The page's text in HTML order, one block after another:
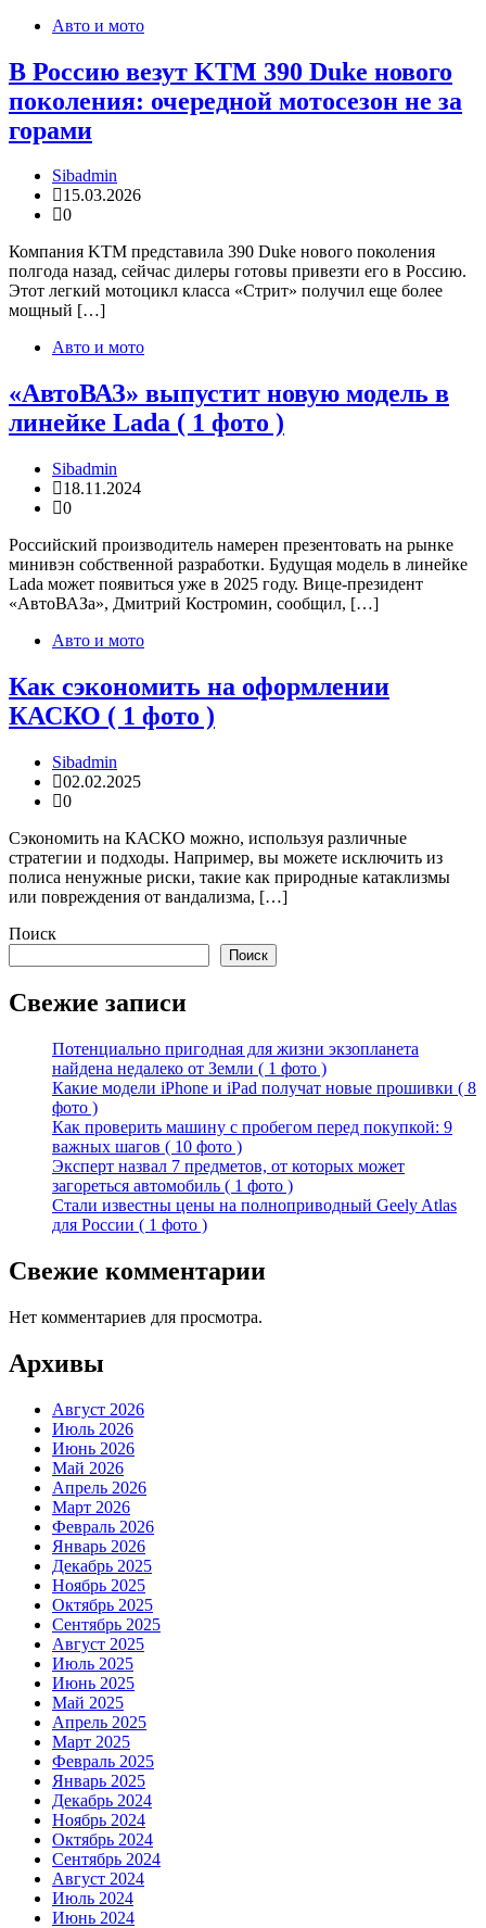
Авто и мото
В Россию везут KTM 390 Duke нового
поколения: очередной мотосезон не за
горами
Sibadmin
15.03.2026
0
Компания KTM представила 390 Duke нового поколения
полгода назад, сейчас дилеры готовы привезти его в Россию.
Этот легкий мотоцикл класса «Стрит» получил еще более
мощный […]
Авто и мото
«АвтоВАЗ» выпустит новую модель в
линейке Lada ( 1 фото )
Sibadmin
18.11.2024
0
Российский производитель намерен презентовать на рынке
минивэн собственной разработки. Будущая модель в линейке
Lada может появиться уже в 2025 году. Вице-президент
«АвтоВАЗа», Дмитрий Костромин, сообщил, […]
Авто и мото
Как сэкономить на оформлении
КАСКО ( 1 фото )
Sibadmin
02.02.2025
0
Сэкономить на КАСКО можно, используя различные
стратегии и подходы. Например, вы можете исключить из
полиса ненужные риски, такие как природные катаклизмы
или повреждения от вандализма, […]
Поиск
Поиск
Свежие записи
Потенциально пригодная для жизни экзопланета
найдена недалеко от Земли ( 1 фото )
Какие модели iPhone и iPad получат новые прошивки ( 8
фото )
Как проверить машину с пробегом перед покупкой: 9
важных шагов ( 10 фото )
Эксперт назвал 7 предметов, от которых может
загореться автомобиль ( 1 фото )
Стали известны цены на полноприводный Geely Atlas
для России ( 1 фото )
Свежие комментарии
Нет комментариев для просмотра.
Архивы
Август 2026
Июль 2026
Июнь 2026
Май 2026
Апрель 2026
Март 2026
Февраль 2026
Январь 2026
Декабрь 2025
Ноябрь 2025
Октябрь 2025
Сентябрь 2025
Август 2025
Июль 2025
Июнь 2025
Май 2025
Апрель 2025
Март 2025
Февраль 2025
Январь 2025
Декабрь 2024
Ноябрь 2024
Октябрь 2024
Сентябрь 2024
Август 2024
Июль 2024
Июнь 2024